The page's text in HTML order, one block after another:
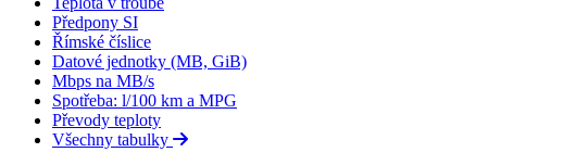
Předpony SI
Římské číslice
Datové jednotky (MB, GiB)
Mbps na MB/s
Spotřeba: l/100 km a MPG
Převody teploty
Všechny tabulky